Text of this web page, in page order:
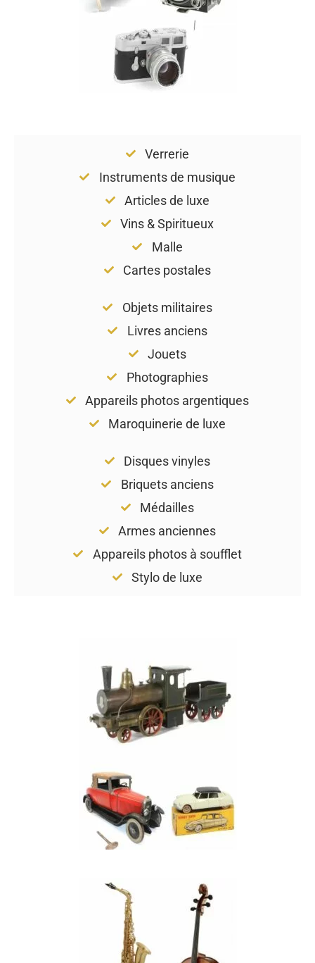
Verrerie
Instruments de musique
Articles de luxe
Vins & Spiritueux
Malle
Cartes postales
Objets militaires
Livres anciens
Jouets
Photographies
Appareils photos argentiques
Maroquinerie de luxe
Disques vinyles
Briquets anciens
Médailles
Armes anciennes
Appareils photos à soufflet
Stylo de luxe